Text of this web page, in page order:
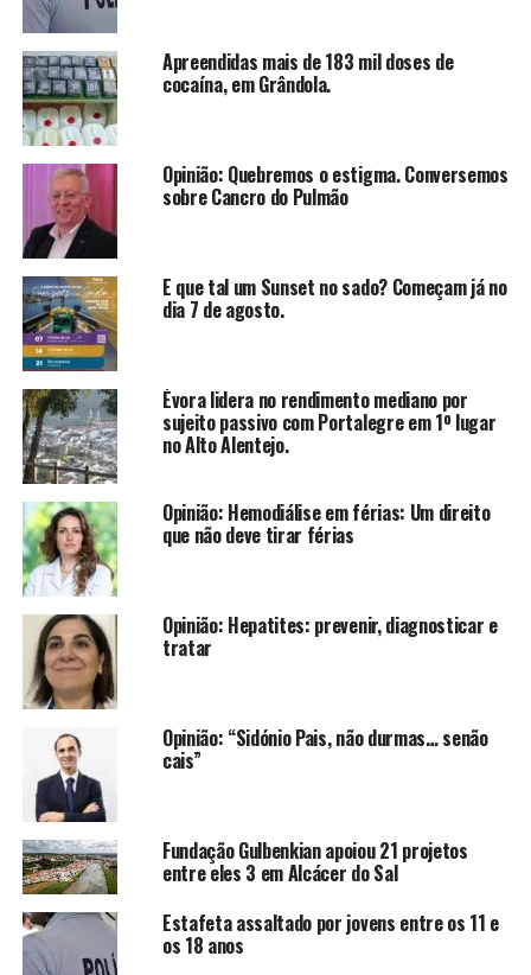
Apreendidas mais de 183 mil doses de
cocaína, em Grândola.
Opinião: Quebremos o estigma. Conversemos
sobre Cancro do Pulmão
E que tal um Sunset no sado? Começam já no
dia 7 de agosto.
Évora lidera no rendimento mediano por
sujeito passivo com Portalegre em 1º lugar
no Alto Alentejo.
Opinião: Hemodiálise em férias: Um direito
que não deve tirar férias
Opinião: Hepatites: prevenir, diagnosticar e
tratar
Opinião: “Sidónio Pais, não durmas… senão
cais”
Fundação Gulbenkian apoiou 21 projetos
entre eles 3 em Alcácer do Sal
Estafeta assaltado por jovens entre os 11 e
os 18 anos